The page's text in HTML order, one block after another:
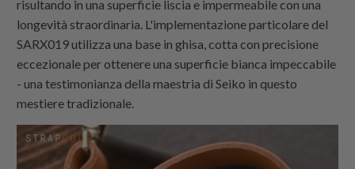
risultando in una superficie liscia e impermeabile con una
longevità straordinaria. L'implementazione particolare del
SARX019 utilizza una base in ghisa, cotta con precisione
eccezionale per ottenere una superficie bianca impeccabile
- una testimonianza della maestria di Seiko in questo
mestiere tradizionale.